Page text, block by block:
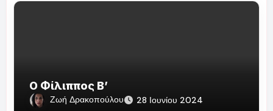
Ο Φίλιππος Β’
Ζωή Δρακοπούλου 28 Ιουνίου 2024